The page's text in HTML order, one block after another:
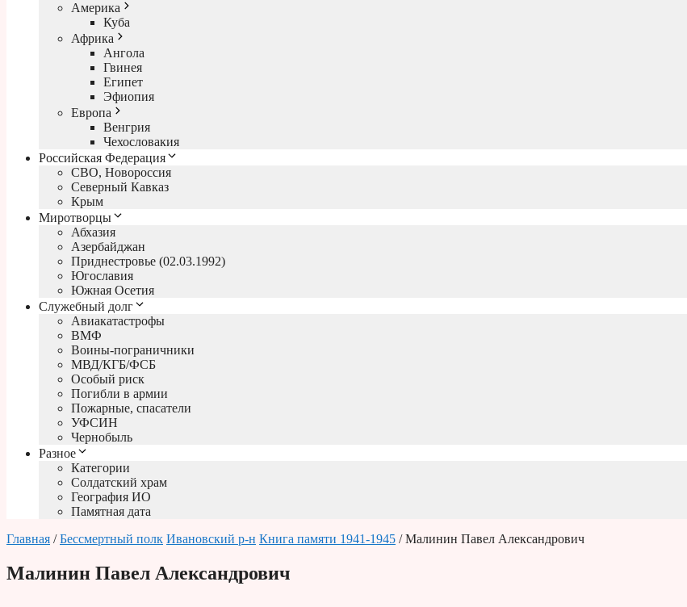
Америка
Куба
Африка
Ангола
Гвинея
Египет
Эфиопия
Европа
Венгрия
Чехословакия
Российская Федерация
СВО, Новороссия
Северный Кавказ
Крым
Миротворцы
Абхазия
Азербайджан
Приднестровье (02.03.1992)
Югославия
Южная Осетия
Служебный долг
Авиакатастрофы
ВМФ
Воины-пограничники
МВД/КГБ/ФСБ
Особый риск
Погибли в армии
Пожарные, спасатели
УФСИН
Чернобыль
Разное
Категории
Солдатский храм
География ИО
Памятная дата
Главная /Бессмертный полк Ивановский р-н Книга памяти 1941-1945 / Малинин Павел Александрович
Малинин Павел Александрович